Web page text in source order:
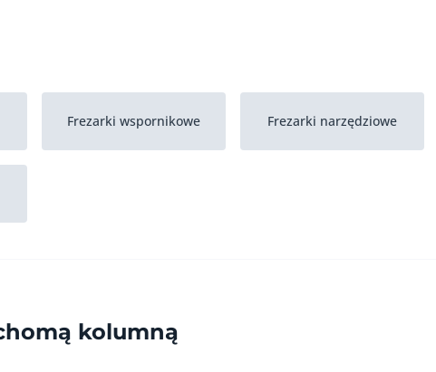
Frezarki wspornikowe Frezarki narzędziowe
kolumną